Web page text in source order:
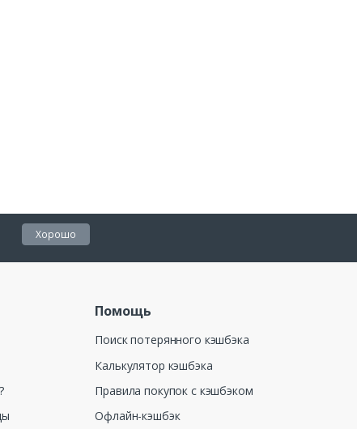
Хорошо
Помощь
Поиск потерянного кэшбэка
Калькулятор кэшбэка
Правила покупок с кэшбэком
Офлайн-кэшбэк